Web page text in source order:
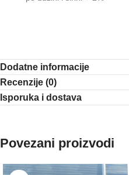
Dodatne informacije
Recenzije (0)
Isporuka i dostava
Povezani proizvodi